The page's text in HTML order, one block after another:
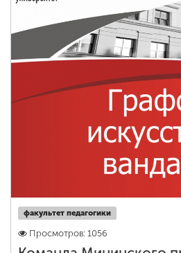
факультет педагогики
Просмотров: 1056